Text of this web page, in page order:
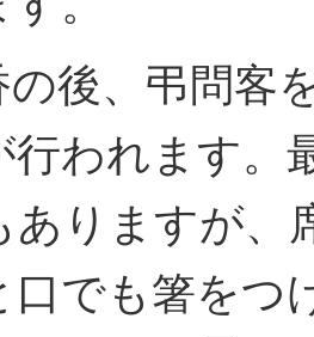
後、弔問客
行われます。
ありますが、
口でも箸をつ